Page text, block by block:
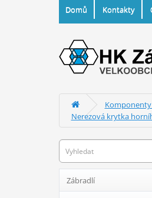
Domů Kontakty
Nerezová krytka
Zábradlí